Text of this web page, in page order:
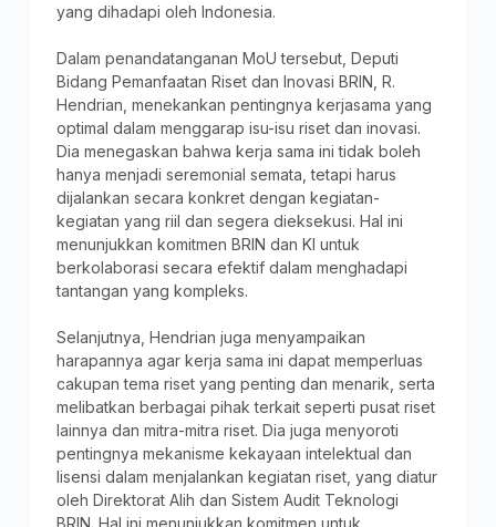
yang dihadapi oleh Indonesia.
Dalam penandatanganan MoU tersebut, Deputi
Bidang Pemanfaatan Riset dan Inovasi BRIN, R.
Hendrian, menekankan pentingnya kerjasama yang
optimal dalam menggarap isu-isu riset dan inovasi.
Dia menegaskan bahwa kerja sama ini tidak boleh
hanya menjadi seremonial semata, tetapi harus
dijalankan secara konkret dengan kegiatan-
kegiatan yang riil dan segera dieksekusi. Hal ini
menunjukkan komitmen BRIN dan KI untuk
berkolaborasi secara efektif dalam menghadapi
tantangan yang kompleks.
Selanjutnya, Hendrian juga menyampaikan
harapannya agar kerja sama ini dapat memperluas
cakupan tema riset yang penting dan menarik, serta
melibatkan berbagai pihak terkait seperti pusat riset
lainnya dan mitra-mitra riset. Dia juga menyoroti
pentingnya mekanisme kekayaan intelektual dan
lisensi dalam menjalankan kegiatan riset, yang diatur
oleh Direktorat Alih dan Sistem Audit Teknologi
BRIN. Hal ini menunjukkan komitmen untuk